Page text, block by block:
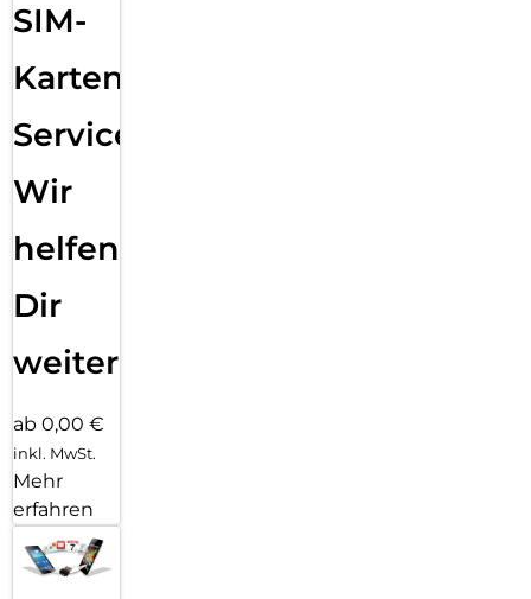
SIM-
Karten
Service:
Wir
helfen
Dir
weiter
ab 0,00 €
inkl. MwSt.
Mehr
erfahren